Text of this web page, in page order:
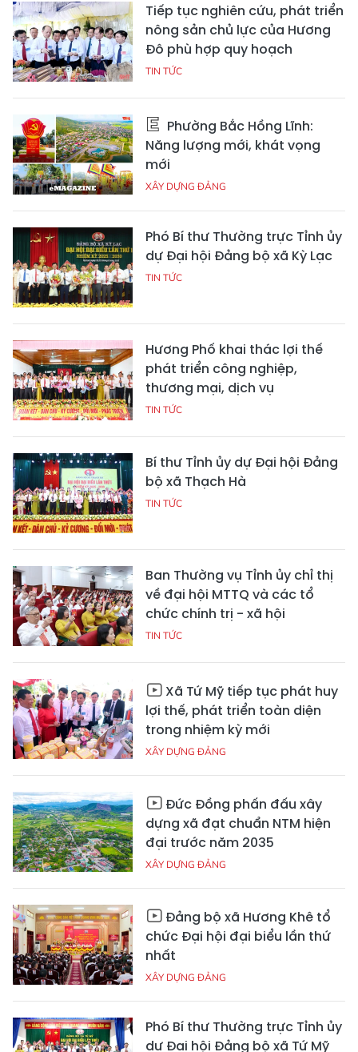
Tiếp tục nghiên cứu, phát triển
nông sản chủ lực của Hương
Đô phù hợp quy hoạch
TIN TỨC
Phường Bắc Hồng Lĩnh:
Năng lượng mới, khát vọng
mới
XÂY DỰNG ĐẢNG
Phó Bí thư Thường trực Tỉnh ủy
dự Đại hội Đảng bộ xã Kỳ Lạc
TIN TỨC
Hương Phố khai thác lợi thế
phát triển công nghiệp,
thương mại, dịch vụ
TIN TỨC
Bí thư Tỉnh ủy dự Đại hội Đảng
bộ xã Thạch Hà
TIN TỨC
Ban Thường vụ Tỉnh ủy chỉ thị
về đại hội MTTQ và các tổ
chức chính trị - xã hội
TIN TỨC
Xã Tứ Mỹ tiếp tục phát huy
lợi thế, phát triển toàn diện
trong nhiệm kỳ mới
XÂY DỰNG ĐẢNG
Đức Đồng phấn đấu xây
dựng xã đạt chuẩn NTM hiện
đại trước năm 2035
XÂY DỰNG ĐẢNG
Đảng bộ xã Hương Khê tổ
chức Đại hội đại biểu lần thứ
nhất
XÂY DỰNG ĐẢNG
Phó Bí thư Thường trực Tỉnh ủy
dự Đại hội Đảng bộ xã Tứ Mỹ